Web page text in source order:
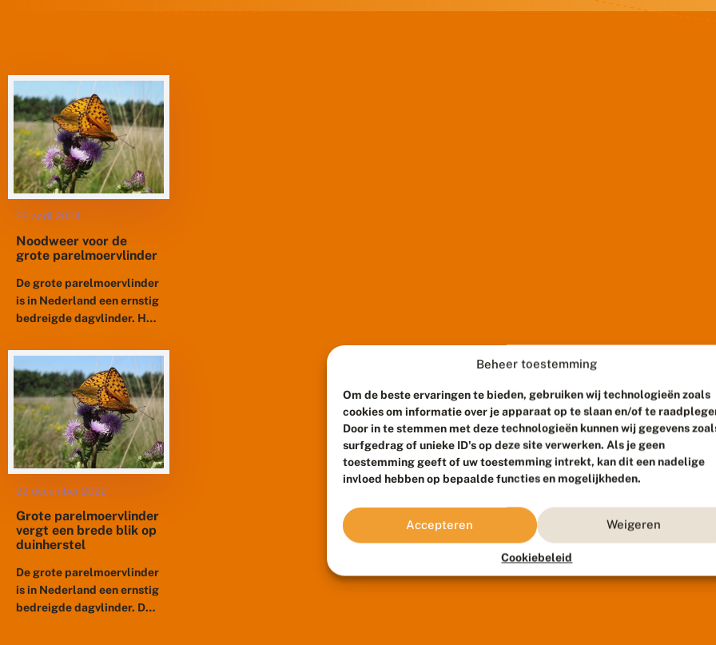
Beheer toestemming
Om de beste ervaringen te bieden, gebruiken wij technologieën zoals
cookies om informatie over je apparaat op te slaan en/of te
Door in te stemmen met deze technologieën kunnen wij gegevens
surfgedrag of unieke ID's op deze site verwerken. Als je geen
toestemming geeft of uw toestemming intrekt, kan dit een nadelige
invloed hebben op bepaalde functies en mogelijkheden.
Accepteren Weigeren
Cookiebeleid
29 april 2024
Noodweer voor de
grote parelmoervlinder
De grote parelmoervlinder
is in Nederland een ernstig
bedreigde dagvlinder. Het
van een schrale, dus
stikstofarme omgeving.
Gelderland herbergt op
de...
22 december 2022
Grote parelmoervlinder
vergt een brede blik op
duinherstel
De grote parelmoervlinder
is in Nederland een ernstig
bedreigde dagvlinder. De